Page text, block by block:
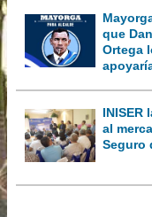
que
Ortega
INISER
al
Seguro